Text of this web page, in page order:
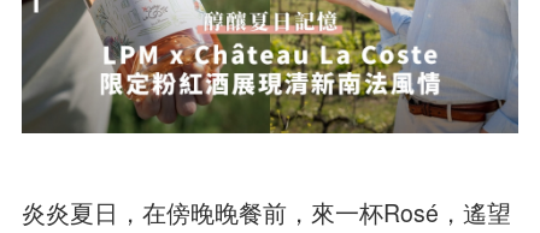
炎炎夏日，在傍晚晚餐前，來一杯Rosé，遙望